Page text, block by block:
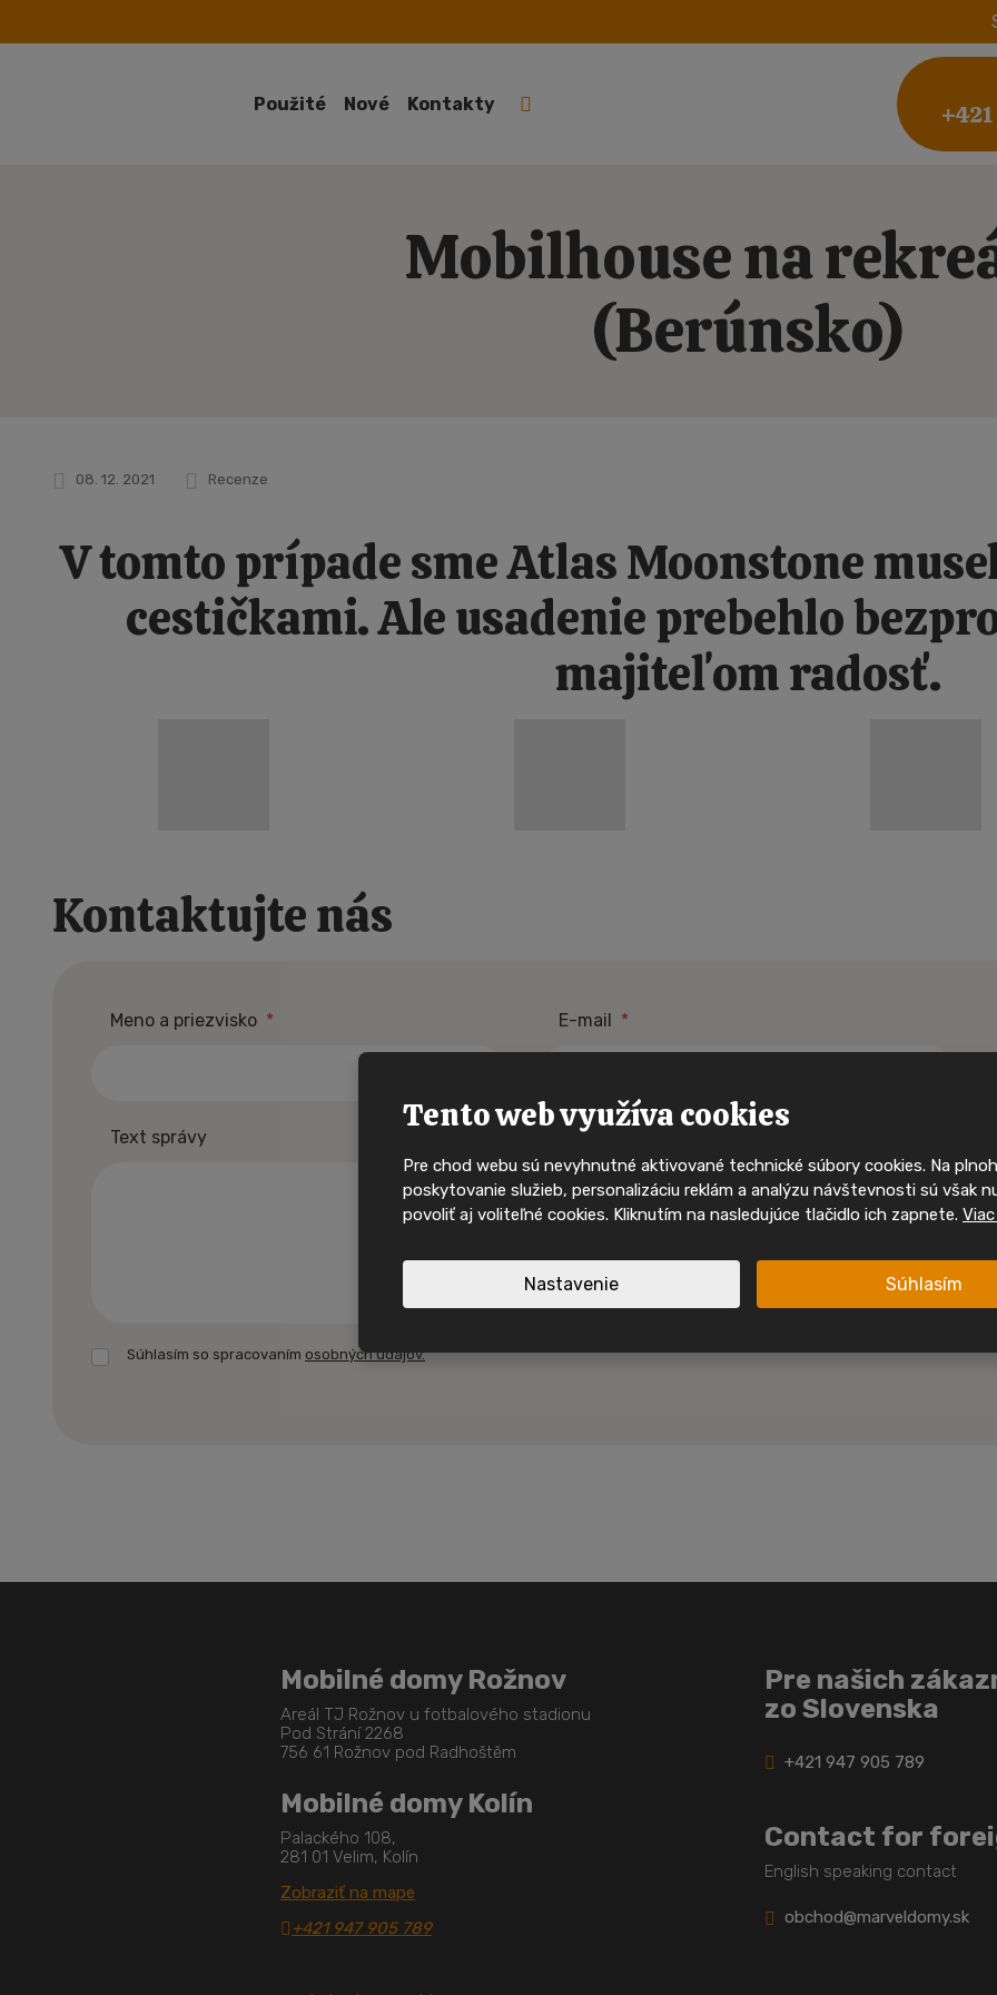
Použité Nové Kontakty
Mobilhouse na
(Berúnsko)
08. 12. 2021 Recenze
V tomto prípade sme Atlas Moonstone
cestičkami. Ale usadenie prebehlo
majiteľom radosť.
Kontaktujte nás
Meno a priezvisko * E-mail *
Text správy
Súhlasím so spracovaním osobných údajov.
Mobilné domy Rožnov
Areál TJ Rožnov u fotbalového stadionu
Pod Strání 2268
756 61 Rožnov pod Radhoštěm
Mobilné domy Kolín
Palackého 108,
281 01 Velim, Kolín
Zobraziť na mape
+421 947 905 789
Pre našich
zo Slovenska
+421 947 905 789
Contact for
English speaking contact
obchod@marveldomy.sk
Tento web využíva cookies
Pre chod webu sú nevyhnutné aktivované technické súbory cookies. Na
poskytovanie služieb, personalizáciu reklám a analýzu návštevnosti sú však
povoliť aj voliteľné cookies. Kliknutím na nasledujúce tlačidlo ich zapnete.
Nastavenie Súhlasím
Buďte mezi
Ty nejzajímavější mobilní domy
svého majitele velmi rychle.
sociálních sítích a mějte
Sledujte nás na